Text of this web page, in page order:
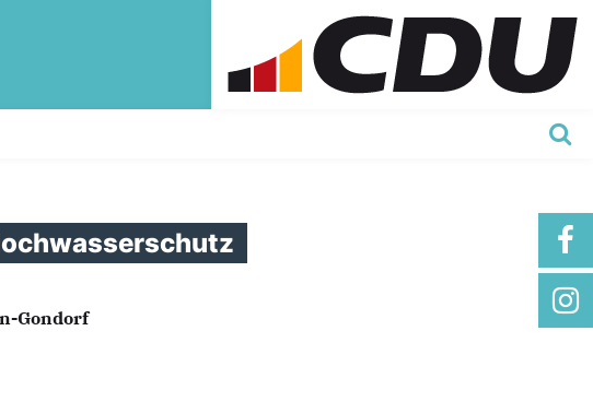
Gondorf